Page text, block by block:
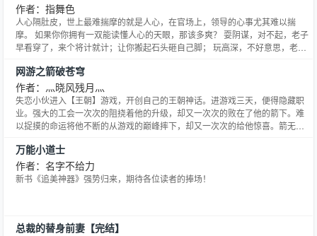
作者：指舞色
人心隔肚皮，世上最难揣摩的就是人心，在官场上，领导的心事尤其难以揣
摩。 如果你你拥有一双能读懂人心的天眼，那该多爽？ 耍阴谋，对不起，老子
早看穿了，来个将计就计；让你搬起石头砸自己脚； 玩高深，不好意思，老子
法，计、谋、道、合、术，先机我占尽！ 且看一个初入官场的小菜鸟，拥有读
心天眼后如果玩转官场，所向无敌，成为一代为民造福的绝
网游之箭破苍穹
作者：灬晓风残月灬
失恋小伙进入【王朝】游戏，开创自己的王朝神话。进游戏三天，便得隐藏职
业。强大的工会一次次的阻挠着他的升级，却又一次次的败在了他的箭下。难
以捉摸的命运将他不断的从游戏的巅峰摔下，却又一次次的给他惊喜。箭无
最真实人生。谁欺我兄弟，我必灭之，神挡射神，佛挡穿佛，天挡，破天！这
是一段弓箭手的成长史，这是一个横亘古今的惊天神话！ 推荐《网
万能小道士
作者：名字不给力
新书《追美神器》强势归来，期待各位读者的捧场！
总裁的替身前妻【完结】